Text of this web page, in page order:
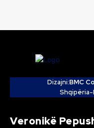
Dizajni:BMC
Veronikë